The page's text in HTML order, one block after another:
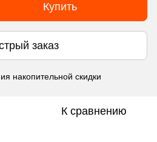
Купить
заказ
накопительной скидки
К сравнению